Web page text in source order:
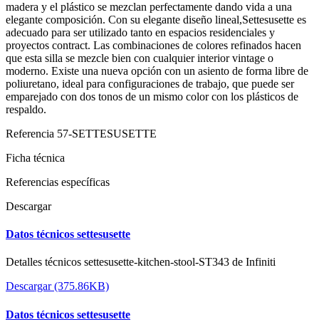
madera y el plástico se mezclan perfectamente dando vida a una
elegante composición. Con su elegante diseño lineal,Settesusette es
adecuado para ser utilizado tanto en espacios residenciales y
proyectos contract. Las combinaciones de colores refinados hacen
que esta silla se mezcle bien con cualquier interior vintage o
moderno. Existe una nueva opción con un asiento de forma libre de
poliuretano, ideal para configuraciones de trabajo, que puede ser
emparejado con dos tonos de un mismo color con los plásticos de
respaldo.
Referencia 57-SETTESUSETTE
Ficha técnica
Referencias específicas
Descargar
Datos técnicos settesusette
Detalles técnicos settesusette-kitchen-stool-ST343 de Infiniti
Descargar (375.86KB)
Datos técnicos settesusette